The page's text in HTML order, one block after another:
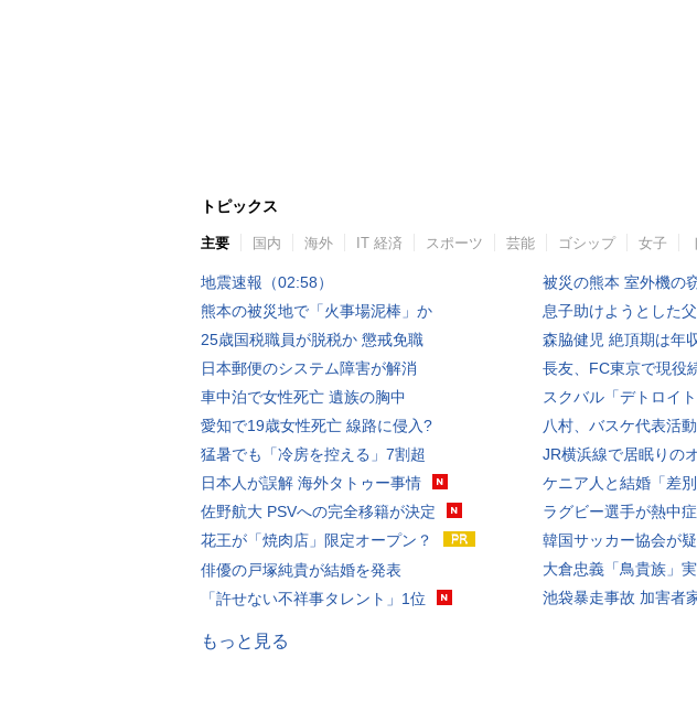
トピックス
主要 国内 海外 IT 経済 スポーツ 芸能 ゴシップ 女子
地震速報（02:58）
熊本の被災地で「火事場泥棒」か
25歳国税職員が脱税か 懲戒免職
日本郵便のシステム障害が解消
車中泊で女性死亡 遺族の胸中
愛知で19歳女性死亡 線路に侵入?
猛暑でも「冷房を控える」7割超
日本人が誤解 海外タトゥー事情
佐野航大 PSVへの完全移籍が決定
花王が「焼肉店」限定オープン？
俳優の戸塚純貴が結婚を発表
「許せない不祥事タレント」1位
被災の熊本 室外機の
息子助けようとした
森脇健児 絶頂期は年
長友、FC東京で現役
スクバル「デトロイト
八村、バスケ代表活
JR横浜線で居眠りの
ケニア人と結婚「差
ラグビー選手が熱中
韓国サッカー協会が
大倉忠義「鳥貴族」
池袋暴走事故 加害者
もっと見る